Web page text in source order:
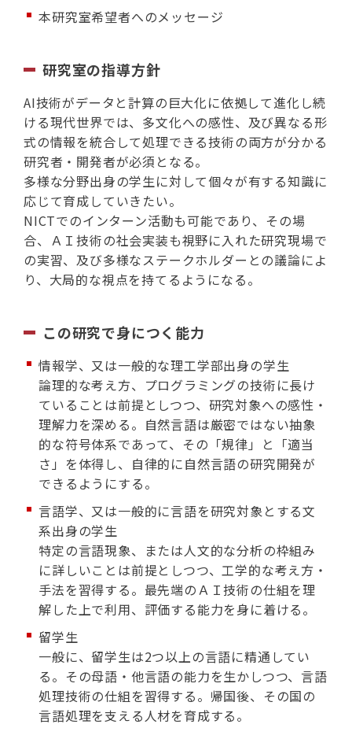
本研究室希望者へのメッセージ
研究室の指導方針
AI技術がデータと計算の巨大化に依拠して進化し続
ける現代世界では、多文化への感性、及び異なる形
式の情報を統合して処理できる技術の両方が分かる
研究者・開発者が必須となる。
多様な分野出身の学生に対して個々が有する知識に
応じて育成していきたい。
NICTでのインターン活動も可能であり、その場
合、ＡＩ技術の社会実装も視野に入れた研究現場で
の実習、及び多様なステークホルダーとの議論によ
り、大局的な視点を持てるようになる。
この研究で身につく能力
情報学、又は一般的な理工学部出身の学生
論理的な考え方、プログラミングの技術に長け
ていることは前提としつつ、研究対象への感性・
理解力を深める。自然言語は厳密ではない抽象
的な符号体系であって、その「規律」と「適当
さ」を体得し、自律的に自然言語の研究開発が
できるようにする。
言語学、又は一般的に言語を研究対象とする文
系出身の学生
特定の言語現象、または人文的な分析の枠組み
に詳しいことは前提としつつ、工学的な考え方・
手法を習得する。最先端のＡＩ技術の仕組を理
解した上で利用、評価する能力を身に着ける。
留学生
一般に、留学生は2つ以上の言語に精通してい
る。その母語・他言語の能力を生かしつつ、言語
処理技術の仕組を習得する。帰国後、その国の
言語処理を支える人材を育成する。